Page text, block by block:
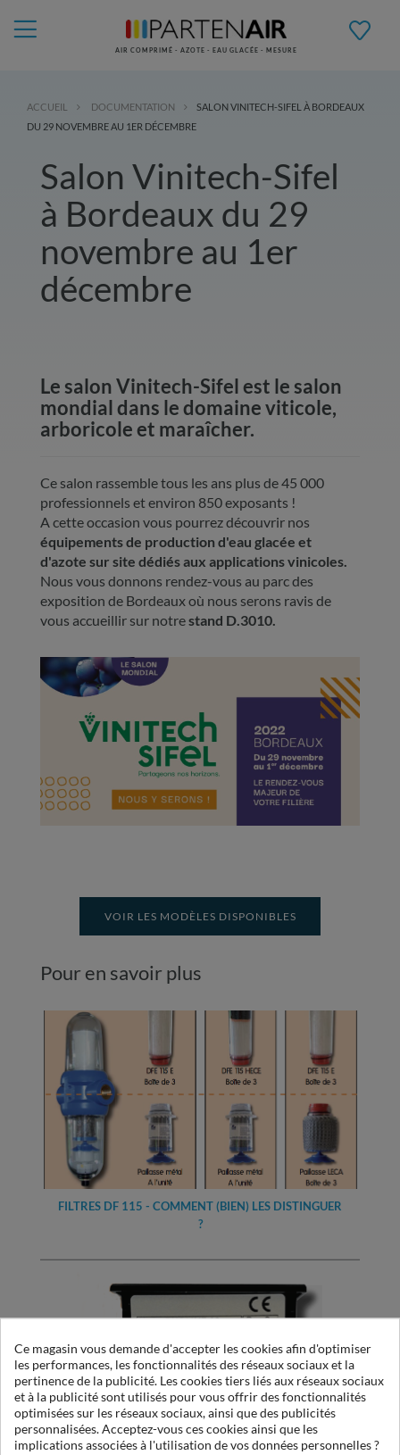
AIR COMPRIMÉ - AZOTE - EAU GLACÉE - MESURE
ACCUEIL DOCUMENTATION
SALON VINITECH-SIFEL À BORDEAUX
DU 29 NOVEMBRE AU 1ER DÉCEMBRE
Salon Vinitech-Sifel
à Bordeaux du 29
novembre au 1er
décembre
Le salon Vinitech-Sifel est le salon
mondial dans le domaine viticole,
arboricole et maraîcher.
Ce salon rassemble tous les ans plus de 45 000
professionnels et environ 850 exposants !
A cette occasion vous pourrez découvrir nos
équipements de production d'eau glacée et
d'azote sur site dédiés aux applications vinicoles.
Nous vous donnons rendez-vous au parc des
exposition de Bordeaux où nous serons ravis de
vous accueillir sur notrestand D.3010.
VOIR LES MODÈLES DISPONIBLES
Pour en savoir plus
FILTRES DF 115 - COMMENT (BIEN) LES DISTINGUER
?
Ce magasin vous demande d'accepter les cookies afin d'optimiser
les performances, les fonctionnalités des réseaux sociaux et la
pertinence de la publicité. Les cookies tiers liés aux réseaux sociaux
et à la publicité sont utilisés pour vous offrir des fonctionnalités
optimisées sur les réseaux sociaux, ainsi que des publicités
personnalisées. Acceptez-vous ces cookies ainsi que les
implications associées à l'utilisation de vos données personnelles ?